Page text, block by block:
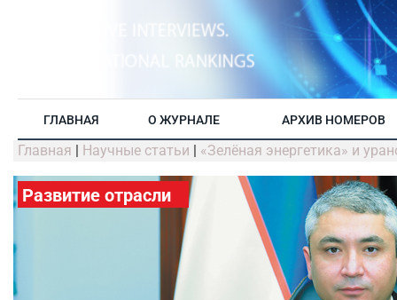
ГЛАВНАЯ О ЖУРНАЛЕ АРХИВ НОМЕРОВ
Главная | Научные статьи | «Зелёная энергетика» и
Развитие отрасли